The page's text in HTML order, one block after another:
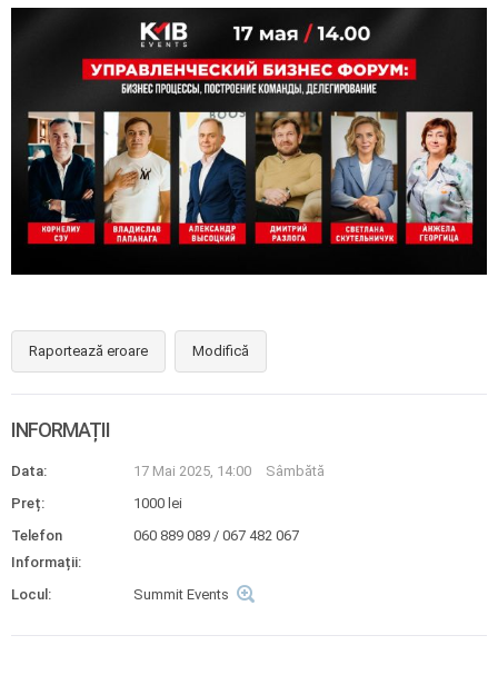
Raportează eroare Modifică
INFORMAȚII
Data: 17 Mai 2025, 14:00
Sâmbătă
Preț:
1000 lei
Telefon
Informații:
060 889 089 / 067 482 067
Locul: Summit Events